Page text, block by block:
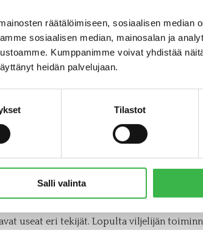
räätälöimiseen, sosiaalisen median
sosiaalisen median, mainosalan ja
Kumppanimme voivat yhdistää
heidän palvelujaan.
Tilastot
Salli valinta
tämän vuoksi hyvin tärkeitä. Selvitimme
että lähes kolmannes viljelijöistä kokee
ettei omaa tarpeeksi tietotaitoa
menetelmämme ja
ja saada ne tehokkaasti
ovat kasvussa
siis käynnistynyt toinen vuosi. Yhteensä
jo 1990-luvulla. Aiemmin aika ei ole
luomutuotannolle, mutta nyt tilanne
kysyntää.
useat eri tekijät. Lopulta viljelijän